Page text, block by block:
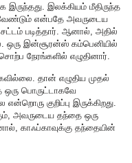
இலக்கியம் மீதிருந்த
என்பதே அவருடைய
படித்தார். ஆனால், அதில்
ஒரு இன்சூரன்ஸ் கம்பெனியில்
நேரங்களில் எழுதினார்.
தான் எழுதிய முதல்
ஒரு பொருட்டாகவே
குறிப்பு இருக்கிறது.
அவருடைய தந்தை ஒரு
காஃப்காவுக்கு தந்தையின்